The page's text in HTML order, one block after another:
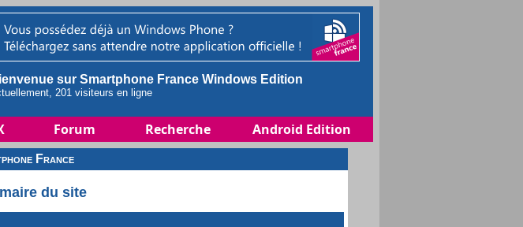
sur Smartphone France Windows Edition
201 visiteurs en ligne
Forum Recherche Android Edition
France
du site